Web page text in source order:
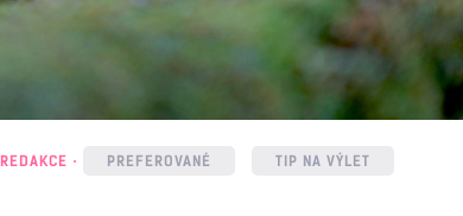
REDAKCE PREFEROVANÉ TIP NA VÝLET